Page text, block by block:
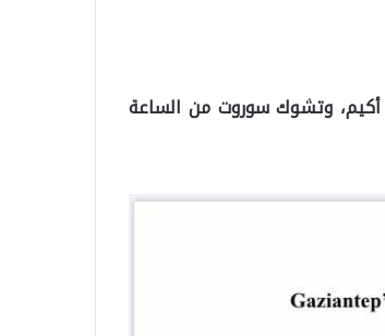
في بلدية شهيد كامل فستنقطع الكهرباء في كل من يني، و29 أكيم، وتشوك سوروت من الساعة